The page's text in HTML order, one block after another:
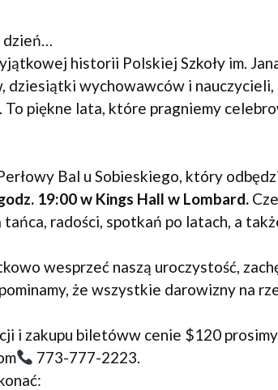
dzień…
historii Polskiej Szkoły im.
dziesiątki wychowawców i nauczycieli,
piękne lata, które pragniemy
Bal u Sobieskiego, który
19:00 w Kings Hall w Lombard.
tańca, radości, spotkań po latach, a
wesprzeć naszą uroczystość,
że wszystkie darowizny na
i zakupu biletóww cenie $120
773-777-2223.